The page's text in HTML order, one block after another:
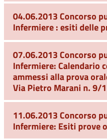
04.06.2013 Concorso
Infermiere : esiti delle
07.06.2013 Concorso
Infermiere: Calendario
ammessi alla prova
Via Pietro Marani n. 9/
11.06.2013 Concorso
Infermiere: Esiti prove